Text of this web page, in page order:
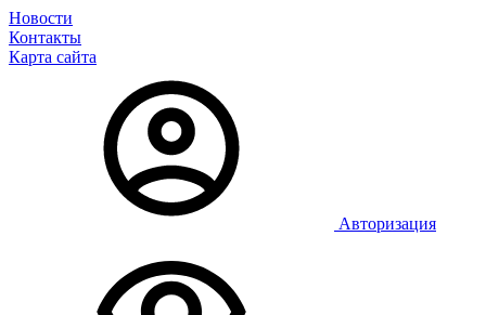
Новости
Контакты
Карта сайта
Авторизация